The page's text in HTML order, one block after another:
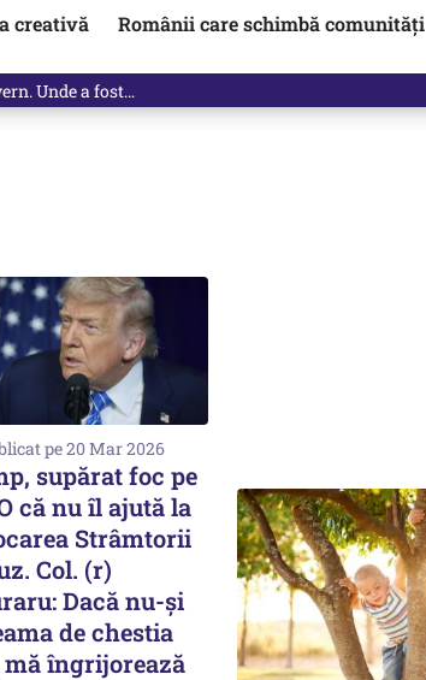
creativă
Românii care schimbă comunități
dincolo de…
pe 20 Mar 2026
supărat foc pe
că nu îl ajută la
Strâmtorii
Col. (r)
Dacă nu-și
de chestia
mă îngrijorează